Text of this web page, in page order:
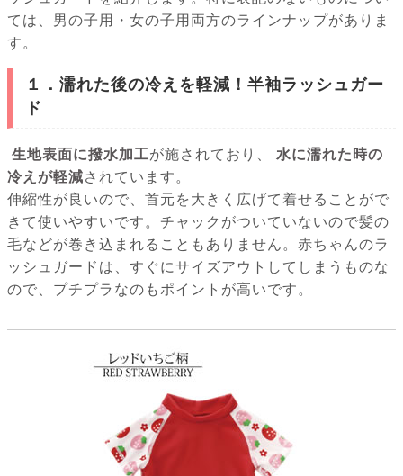
ては、男の子用・女の子用両方のラインナップがありま
す。
１．濡れた後の冷えを軽減！半袖ラッシュガー
ド
生地表面に撥水加工が施されており、
水に濡れた時の
冷えが軽減されています。
伸縮性が良いので、首元を大きく広げて着せることがで
きて使いやすいです。チャックがついていないので髪の
毛などが巻き込まれることもありません。赤ちゃんのラ
ッシュガードは、すぐにサイズアウトしてしまうものな
ので、プチプラなのもポイントが高いです。